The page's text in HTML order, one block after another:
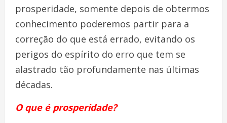
prosperidade, somente depois de obtermos
conhecimento poderemos partir para a
correção do que está errado, evitando os
perigos do espírito do erro que tem se
alastrado tão profundamente nas últimas
décadas.
O que é prosperidade?